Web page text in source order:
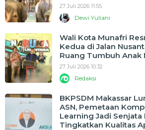
27 Juli 2026 11:55
Dewi Yuliani
Wali Kota Munafri
Kedua di Jalan
Ruang Tumbuh Anak
27 Juli 2026 10:32
Redaksi
BKPSDM Makassar
ASN, Pemetaan
Learning Jadi Senjata
Tingkatkan Kualitas